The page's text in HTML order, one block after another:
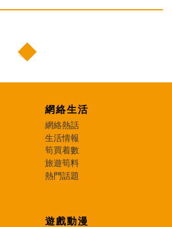
網絡生活
網絡熱話
生活情報
筍買着數
旅遊筍料
熱門話題
遊戲動漫